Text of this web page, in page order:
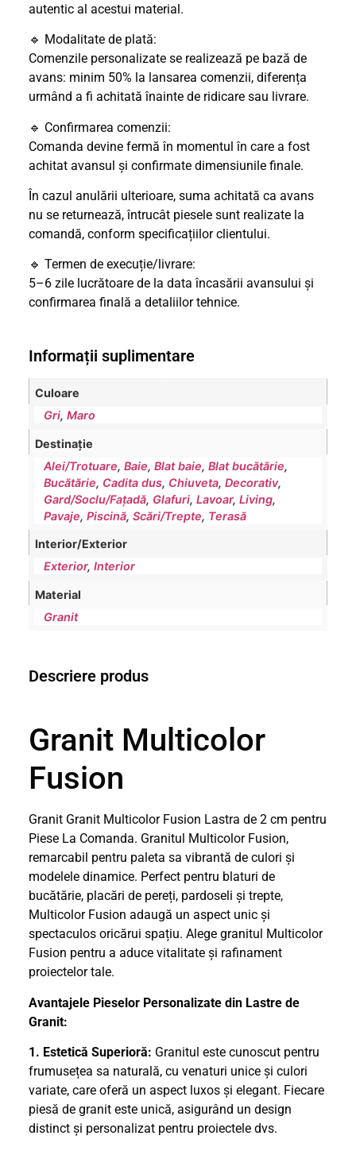
autentic al acestui material.
🔹 Modalitate de plată:
Comenzile personalizate se realizează pe bază de
avans: minim 50% la lansarea comenzii, diferența
urmând a fi achitată înainte de ridicare sau livrare.
🔹 Confirmarea comenzii:
Comanda devine fermă în momentul în care a fost
achitat avansul și confirmate dimensiunile finale.
În cazul anulării ulterioare, suma achitată ca avans
nu se returnează, întrucât piesele sunt realizate la
comandă, conform specificațiilor clientului.
🔹 Termen de execuție/livrare:
5–6 zile lucrătoare de la data încasării avansului și
confirmarea finală a detaliilor tehnice.
Informații suplimentare
Culoare
Gri,Maro
Destinație
Alei/Trotuare,Baie,Blat baie,Blat bucătărie,
Bucătărie, Cadita dus, Chiuveta,Decorativ,
Gard/Soclu/Fațadă, Glafuri,Lavoar,Living,
Pavaje,Piscină,Scări/Trepte, Terasă
Interior/Exterior
Exterior,Interior
Material
Granit
Descriere produs
Granit Multicolor
Fusion
Granit Granit Multicolor Fusion Lastra de 2 cm pentru
Piese La Comanda. Granitul Multicolor Fusion,
remarcabil pentru paleta sa vibrantă de culori și
modelele dinamice. Perfect pentru blaturi de
bucătărie, placări de pereți, pardoseli și trepte,
Multicolor Fusion adaugă un aspect unic și
spectaculos oricărui spațiu. Alege granitul Multicolor
Fusion pentru a aduce vitalitate și rafinament
proiectelor tale.
Avantajele Pieselor Personalizate din Lastre de
Granit:
1. Estetică Superioră: Granitul este cunoscut pentru
frumusețea sa naturală, cu venaturi unice și culori
variate, care oferă un aspect luxos și elegant. Fiecare
piesă de granit este unică, asigurând un design
distinct și personalizat pentru proiectele dvs.